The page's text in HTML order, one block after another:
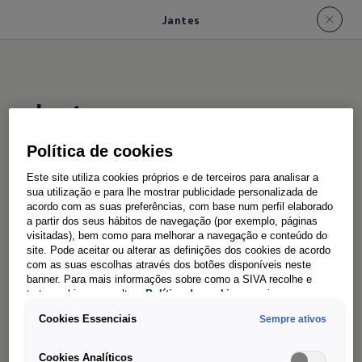
Jantes
Jantes
Tudosobre rodas
Robusto, potente ou dinâmico? Além da escolha
da cor, é sobretudo a seleção das jantes que
desempenha um papel importante no design
exterior. Porque, dependendo da combinação,
Cargo e completam a sua apresentação bem
Política de cookies
Este site utiliza cookies próprios e de terceiros para analisar a
sua utilização e para lhe mostrar publicidade personalizada de
acordo com as suas preferências, com base num perfil elaborado
a partir dos seus hábitos de navegação (por exemplo, páginas
visitadas), bem como para melhorar a navegação e conteúdo do
site. Pode aceitar ou alterar as definições dos cookies de acordo
com as suas escolhas através dos botões disponíveis neste
banner. Para mais informações sobre como a SIVA recolhe e
trata cookies, consulte aPolítica de cookies em vigor.
Cookies Essenciais Sempre ativos
Cookies Analíticos